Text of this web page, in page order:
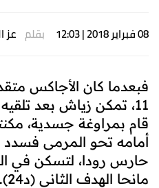
08 فبراير 2018 | 12:03 بقلم عز
فبعدما كان الأجاكس
11، تمكن زياش بعد
قام بمراوغة جسدية،
أمامه تحو المرمى
حارس رودا، لتسكن في
مانحا الهدف الثاني (د24).